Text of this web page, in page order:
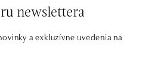
newslettera
a exkluzívne uvedenia na